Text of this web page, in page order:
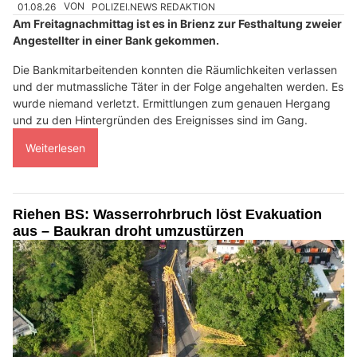
01.08.26 VON POLIZEI.NEWS REDAKTION
Am Freitagnachmittag ist es in Brienz zur Festhaltung zweier
Angestellter in einer Bank gekommen.
Die Bankmitarbeitenden konnten die Räumlichkeiten verlassen
und der mutmassliche Täter in der Folge angehalten werden. Es
wurde niemand verletzt. Ermittlungen zum genauen Hergang
und zu den Hintergründen des Ereignisses sind im Gang.
Weiterlesen
Riehen BS: Wasserrohrbruch löst Evakuation
aus – Baukran droht umzustürzen